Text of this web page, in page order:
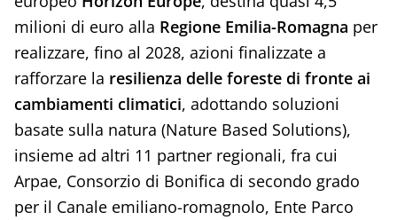
milioni di euro alla Regione Emilia-Romagna per
realizzare, fino al 2028, azioni finalizzate a
rafforzare la resilienza delle foreste di fronte ai
cambiamenti climatici, adottando soluzioni
basate sulla natura (Nature Based Solutions),
insieme ad altri 11 partner regionali, fra cui
Arpae, Consorzio di Bonifica di secondo grado
per il Canale emiliano-romagnolo, Ente Parco